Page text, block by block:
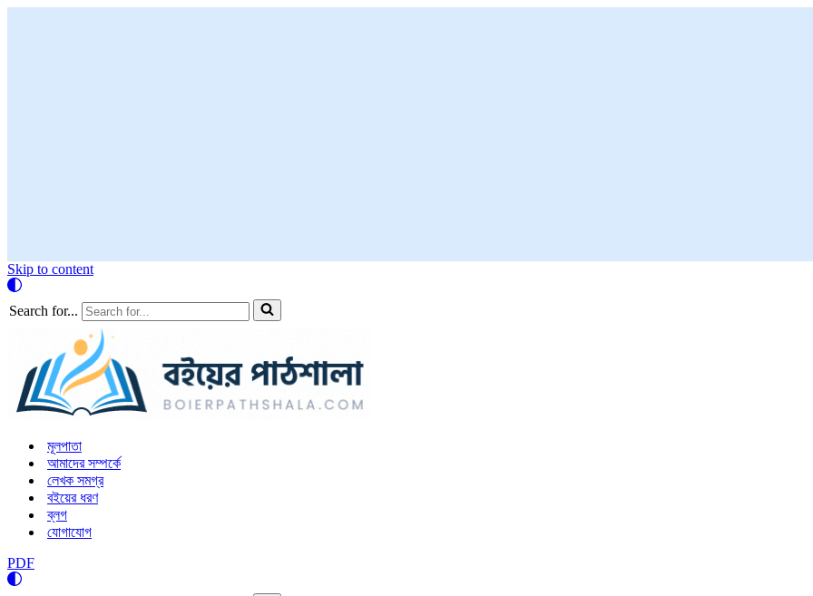
Skip to content
Search for...
মূলপাতা
আমাদের সম্পর্কে
লেখক সমগ্র
বইয়ের ধরণ
ব্লগ
যোগাযোগ
PDF